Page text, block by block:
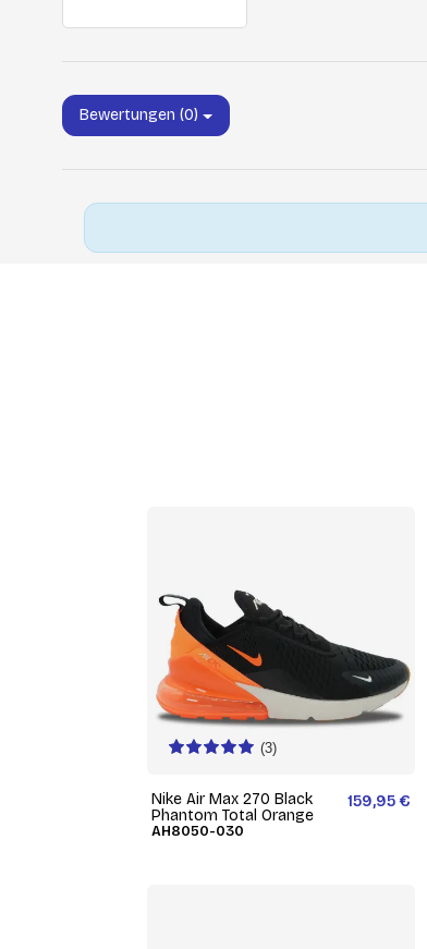
Bewertungen (0)
(3)
Nike Air Max 270 Black
Phantom Total Orange
AH8050-030
159,95 €